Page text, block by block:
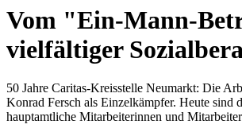
Vom "Ein-Mann-
vielfältiger
50 Jahre Caritas-Kreisstelle Neumarkt: Die
Konrad Fersch als Einzelkämpfer. Heute sind
hauptamtliche Mitarbeiterinnen und